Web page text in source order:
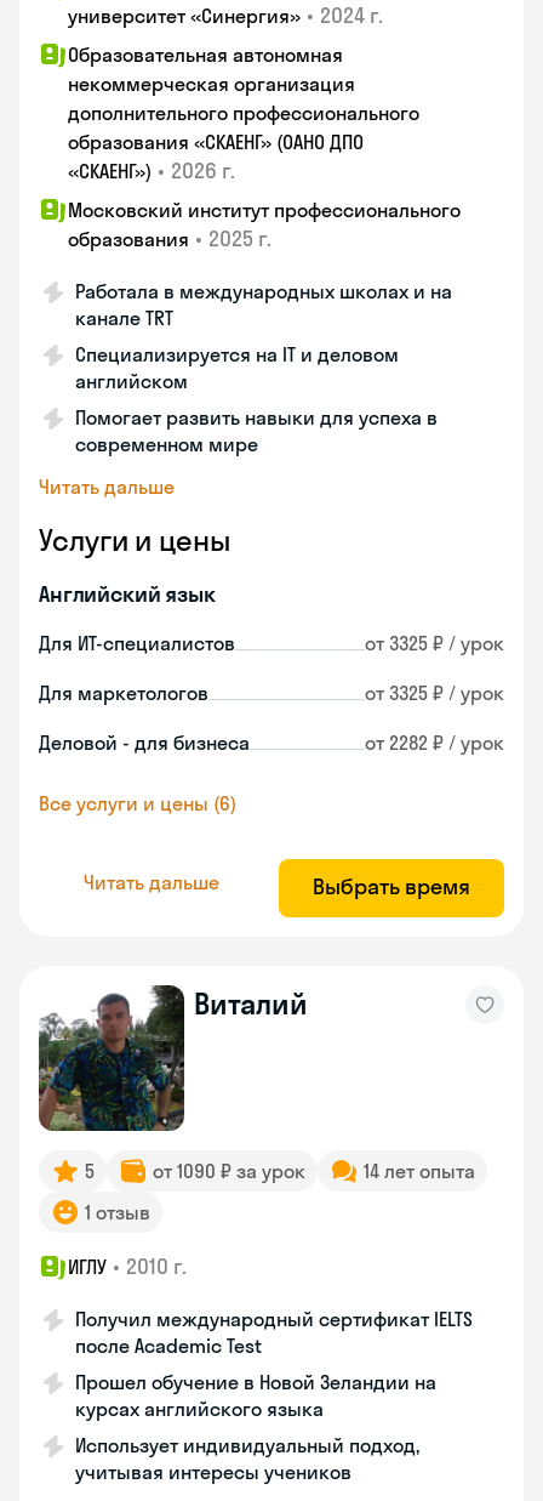
университет «Синергия» • 2024 г.
Образовательная автономная
некоммерческая организация
дополнительного профессионального
образования «СКАЕНГ» (ОАНО ДПО
«СКАЕНГ») • 2026 г.
Московский институт профессионального
образования • 2025 г.
Работала в международных школах и на
канале TRT
Специализируется на IT и деловом
английском
Помогает развить навыки для успеха в
современном мире
Читать дальше
Услуги и цены
Английский язык
Для ИТ-специалистов от 3325 ₽ / урок
Для маркетологов от 3325 ₽ / урок
Деловой - для бизнеса от 2282 ₽ / урок
Все услуги и цены (6)
Читать дальше Выбрать время
Виталий
5 от 1090 ₽ за урок
14 лет опыта
1 отзыв
ИГЛУ • 2010 г.
Получил международный сертификат IELTS
после Academic Test
Прошел обучение в Новой Зеландии на
курсах английского языка
Использует индивидуальный подход,
учитывая интересы учеников